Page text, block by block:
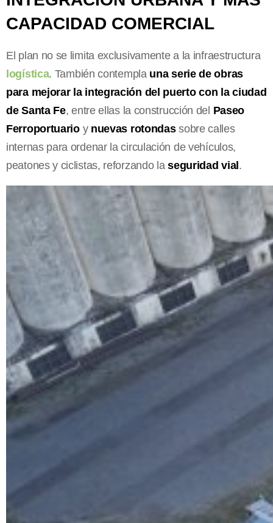
CAPACIDAD COMERCIAL
El plan no se limita exclusivamente a la infraestructura
logística. También contempla una serie de obras
para mejorar la integración del puerto con la ciudad
de Santa Fe, entre ellas la construcción del Paseo
Ferroportuarioynuevas rotondassobre calles
internas para ordenar la circulación de vehículos,
peatones y ciclistas, reforzando laseguridad vial.